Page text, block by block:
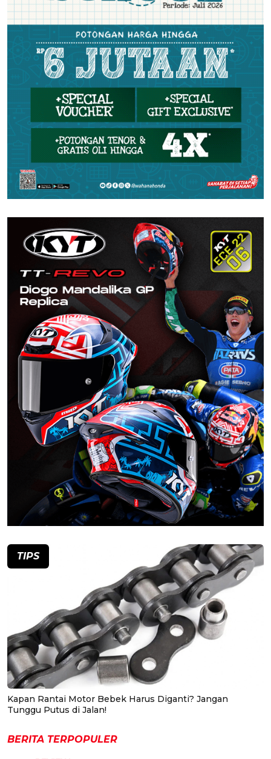
TIPS
Kapan Rantai Motor Bebek Harus Diganti? Jangan
Tunggu Putus di Jalan!
BERITA TERPOPULER